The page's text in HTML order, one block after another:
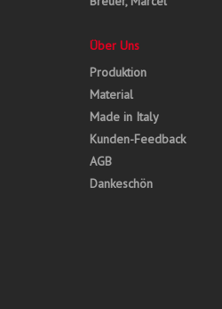
Über Uns
Produktion
Material
Made in Italy
Kunden-Feedback
AGB
Dankeschön